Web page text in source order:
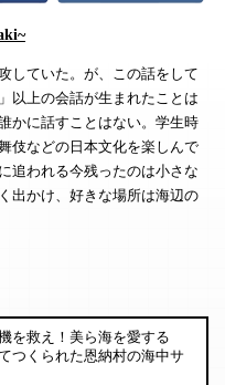
していた。が、この話をして
以上の会話が生まれたことは
かに話すことはない。学生時
伎などの日本文化を楽しんで
追われる今残ったのは小さな
出かけ、好きな場所は海辺の
を救え！美ら海を愛する
つくられた恩納村の海中サ